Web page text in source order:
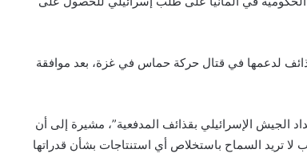
لدعمها في قتال حركة حماس في غزة، بعد موافقة
الجيش الإسرائيلي بقذائف المدفعية”، مشيرة إلى أن
لا تريد السماح باستخلاص أي استنتاجات بشأن قدراتها